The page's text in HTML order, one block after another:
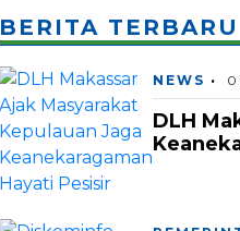
BERITA TERBARU
NEWS
DLH